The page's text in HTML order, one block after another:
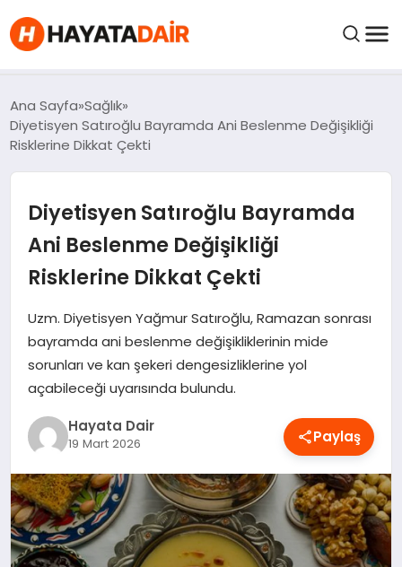
FIYATLAR
HABERLER
İNCELEMELER
KIMDIR?
NEDIR?
OYUN
RÜYA TABIRLERI
SAĞLIK
Ana Sayfa Sağlık
Diyetisyen Satıroğlu Bayramda Ani Beslenme Değişikliği
Risklerine Dikkat Çekti
Diyetisyen Satıroğlu Bayramda
Ani Beslenme Değişikliği
Risklerine Dikkat Çekti
Uzm. Diyetisyen Yağmur Satıroğlu, Ramazan sonrası
bayramda ani beslenme değişikliklerinin mide
sorunları ve kan şekeri dengesizliklerine yol
açabileceği uyarısında bulundu.
Hayata Dair
19 Mart 2026 Paylaş